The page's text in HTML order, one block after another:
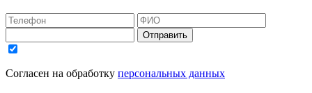
Отправить
Согласен на обработку персональных данных